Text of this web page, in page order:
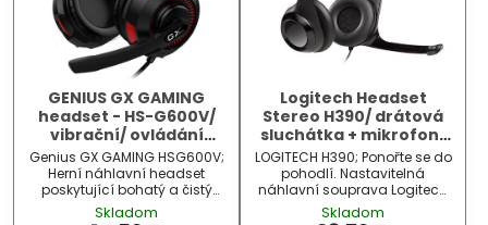
GENIUS GX GAMING
headset - HS-G600V/
vibrační/ ovládání
hlasitosti
Genius GX GAMING HSG600V;
Herní náhlavní headset
poskytující bohatý a čistý
zvuk. Díky 40 mm velkým
Skladom
Logitech Headset
Stereo H390/ drátová
sluchátka + mikrofon/
USB/ černá
LOGITECH H390; Ponořte se do
pohodlí. Nastavitelná
náhlavní souprava Logitech
USB Headset H390 je
Skladom